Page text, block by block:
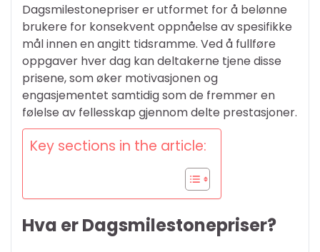
Dagsmilestonepriser er utformet for å belønne
brukere for konsekvent oppnåelse av spesifikke
mål innen en angitt tidsramme. Ved å fullføre
oppgaver hver dag kan deltakerne tjene disse
prisene, som øker motivasjonen og
engasjementet samtidig som de fremmer en
følelse av fellesskap gjennom delte prestasjoner.
Key sections in the article:
Hva er Dagsmilestonepriser?